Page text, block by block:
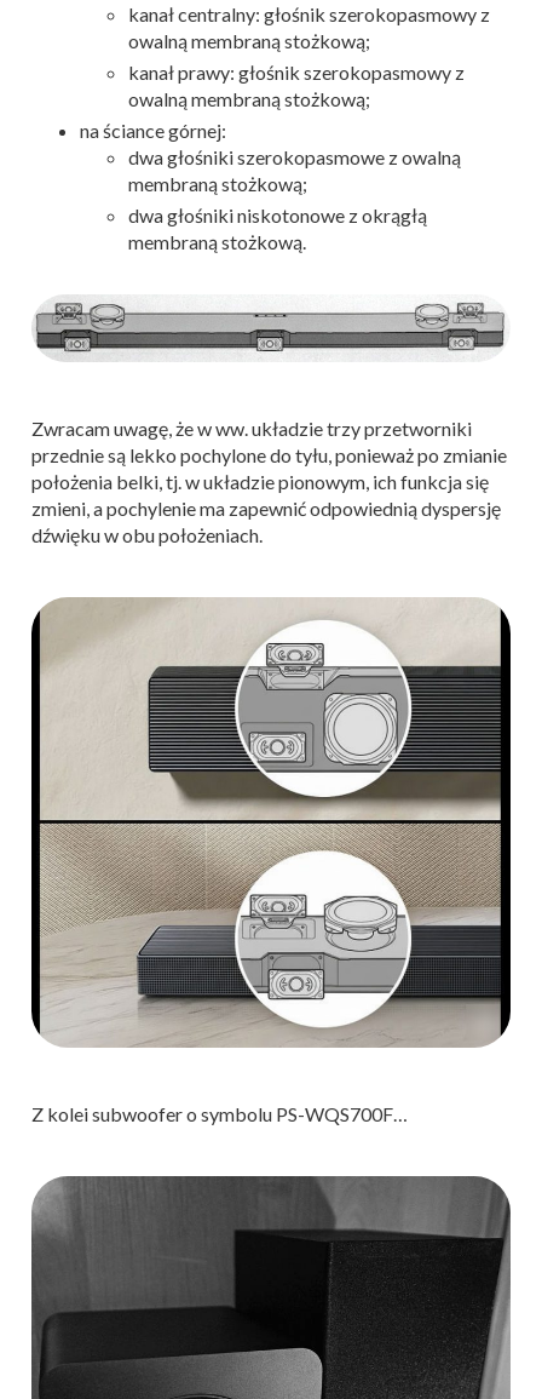
kanał centralny: głośnik szerokopasmowy z
owalną membraną stożkową;
kanał prawy: głośnik szerokopasmowy z
owalną membraną stożkową;
na ściance górnej:
dwa głośniki szerokopasmowe z owalną
membraną stożkową;
dwa głośniki niskotonowe z okrągłą
membraną stożkową.
Zwracam uwagę, że w ww. układzie trzy przetworniki
przednie są lekko pochylone do tyłu, ponieważ po zmianie
położenia belki, tj. w układzie pionowym, ich funkcja się
zmieni, a pochylenie ma zapewnić odpowiednią dyspersję
dźwięku w obu położeniach.
Z kolei subwoofer o symbolu PS-WQS700F…